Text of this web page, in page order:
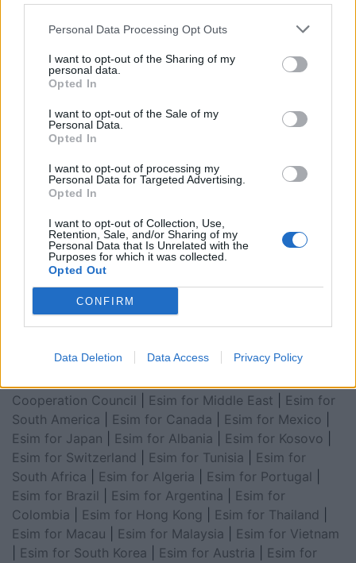
Personal Data Processing Opt Outs
I want to opt-out of the Sharing of my
personal data.
Opted In
I want to opt-out of the Sale of my
Personal Data.
Opted In
I want to opt-out of processing my
Personal Data for Targeted Advertising.
Opted In
I want to opt-out of Collection, Use,
Retention, Sale, and/or Sharing of my
Personal Data that Is Unrelated with the
Purposes for which it was collected.
Opted Out
CONFIRM
Data Deletion Data Access Privacy Policy
Esim for Global|Esim for Europe|Esim for Caribbean
Esim for USA|
for Turkey|Esim for Germany|Esim for Greece|Esim
Esim for World Cup 2026
Arabia|Esim for Egypt|Esim for United Arab
for China| Esim for United Kingdom |Esim for Africa
Cooperation Council
Esim for Middle East
Esim for
South America
Esim for Canada Esim for Mexico
Esim for Japan
Esim for Albania Esim for Kosovo
Esim for Switzerland
Esim for Tunisia
Esim for
South Africa
Esim for Algeria Esim for Portugal
Esim for Brazil
Esim for Argentina
Esim for
Colombia
Esim for Hong Kong Esim for Thailand
Esim for Macau
Esim for Malaysia
Esim for Vietnam
Esim for South Korea Esim for Austria
Esim for